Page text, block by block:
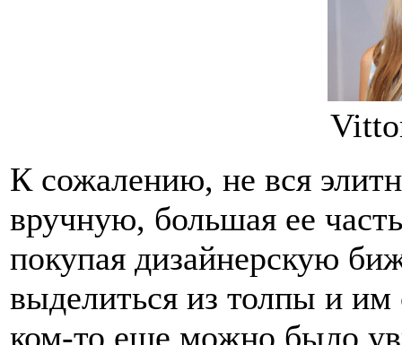
К сожалению, не вся
вручную, большая ее
покупая дизайнерскую
выделиться из толпы и им
ком-то еще можно было